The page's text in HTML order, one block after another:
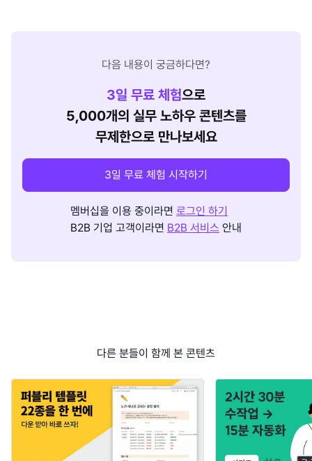
다음 내용이 궁금하다면?
3일 무료 체험으로
5,000개의 실무 노하우 콘텐츠를
무제한으로 만나보세요
3일 무료 체험 시작하기
멤버십을 이용 중이라면 로그인 하기
B2B 기업 고객이라면 B2B 서비스 안내
다른 분들이 함께 본 콘텐츠